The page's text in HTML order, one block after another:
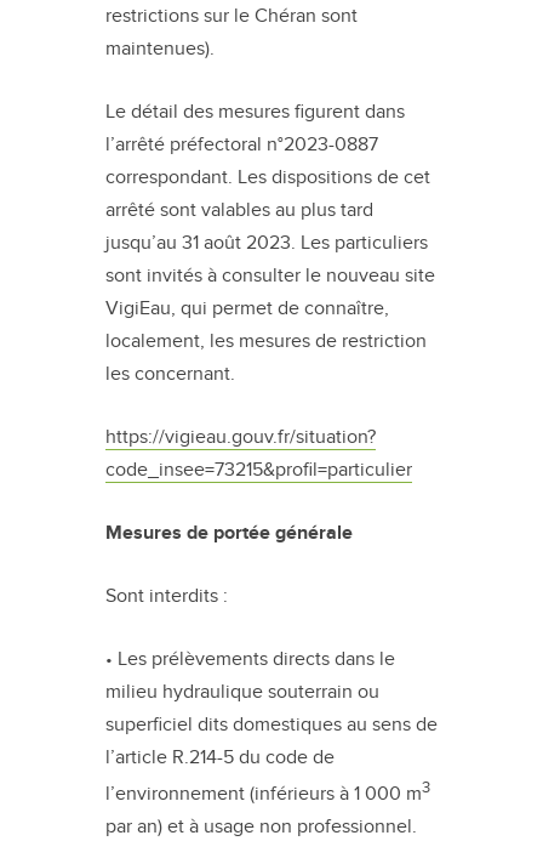
restrictions sur le Chéran sont
maintenues).
Le détail des mesures figurent dans
l’arrêté préfectoral n°2023-0887
correspondant. Les dispositions de cet
arrêté sont valables au plus tard
jusqu’au 31 août 2023. Les particuliers
sont invités à consulter le nouveau site
VigiEau, qui permet de connaître,
localement, les mesures de restriction
les concernant.
https://vigieau.gouv.fr/situation?
code_insee=73215&profil=particulier
Mesures de portée générale
Sont interdits :
• Les prélèvements directs dans le
milieu hydraulique souterrain ou
superficiel dits domestiques au sens de
l’article R.214-5 du code de
l’environnement (inférieurs à 1 000 m3
par an) et à usage non professionnel.